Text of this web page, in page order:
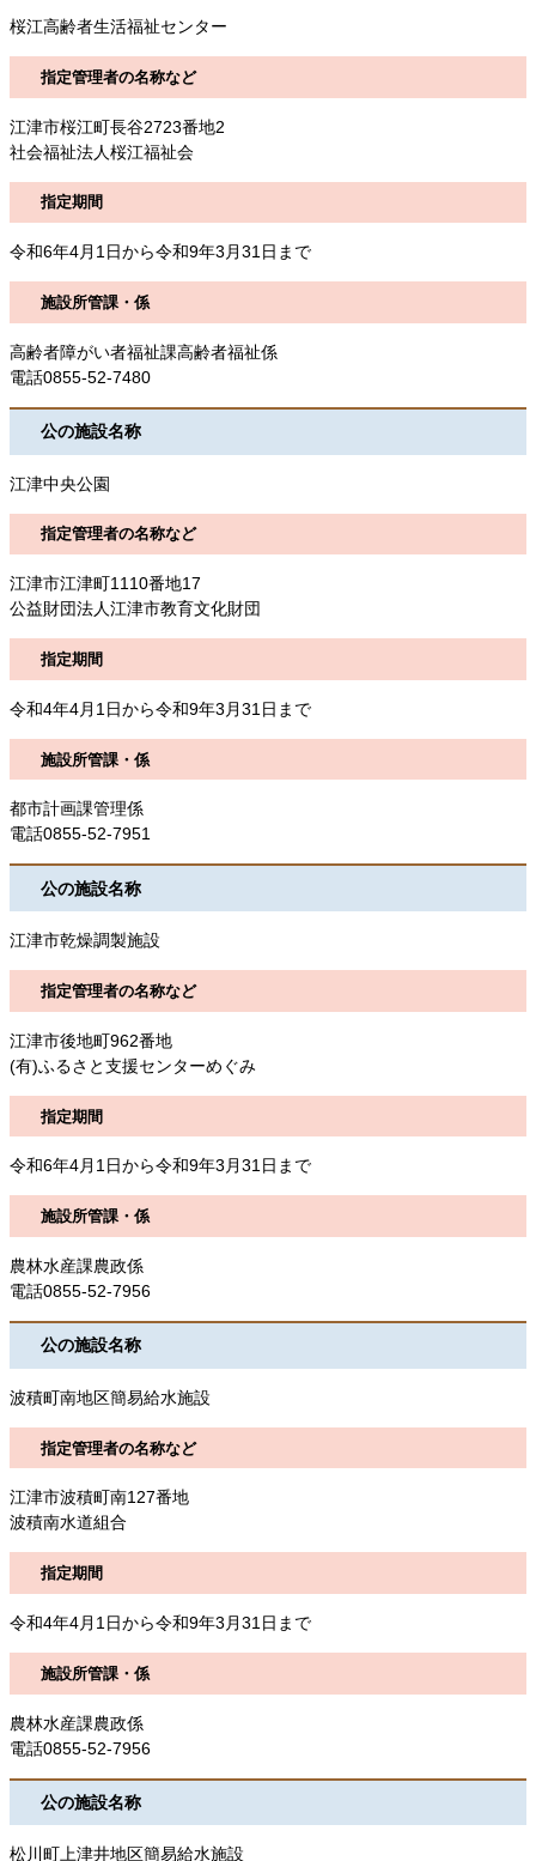
桜江高齢者生活福祉センター
指定管理者の名称など
江津市桜江町長谷2723番地2
社会福祉法人桜江福祉会
指定期間
令和6年4月1日から令和9年3月31日まで
施設所管課・係
高齢者障がい者福祉課高齢者福祉係
電話0855-52-7480
公の施設名称
江津中央公園
指定管理者の名称など
江津市江津町1110番地17
公益財団法人江津市教育文化財団
指定期間
令和4年4月1日から令和9年3月31日まで
施設所管課・係
都市計画課管理係
電話0855-52-7951
公の施設名称
江津市乾燥調製施設
指定管理者の名称など
江津市後地町962番地
(有)ふるさと支援センターめぐみ
指定期間
令和6年4月1日から令和9年3月31日まで
施設所管課・係
農林水産課農政係
電話0855-52-7956
公の施設名称
波積町南地区簡易給水施設
指定管理者の名称など
江津市波積町南127番地
波積南水道組合
指定期間
令和4年4月1日から令和9年3月31日まで
施設所管課・係
農林水産課農政係
電話0855-52-7956
公の施設名称
松川町上津井地区簡易給水施設